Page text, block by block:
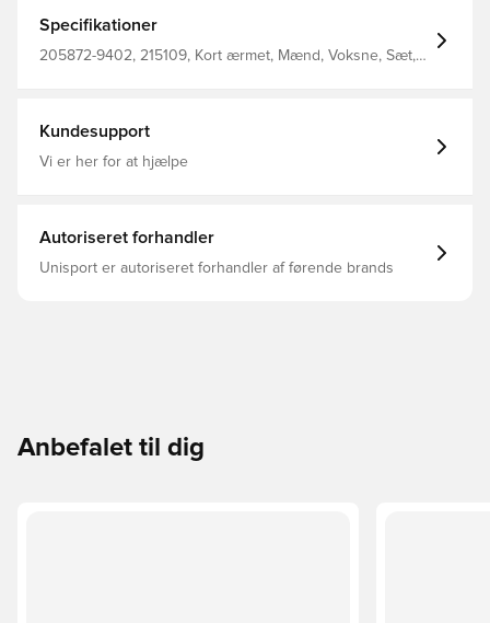
elasticated waistband with drawstring for securing the fit.
Specifikationer
205872-9402, 215109, Kort ærmet, Mænd, Voksne, Sæt,
Kundesupport
Vi er her for at hjælpe
Autoriseret forhandler
Unisport er autoriseret forhandler af førende brands
Anbefalet til dig